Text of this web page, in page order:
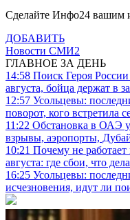
Сделайте Инфо24 вашим
ДОБАВИТЬ
Новости СМИ2
ГЛАВНОЕ ЗА ДЕНЬ
14:58 Поиск Героя
августа, бойца держат в
12:57 Усольцевы:
поворот, кого встретила
11:22 Обстановка в ОАЭ
взрывы, аэропорты,
10:21 Почему не
августа: где сбои, что
16:25 Усольцевы:
исчезновения, идут ли